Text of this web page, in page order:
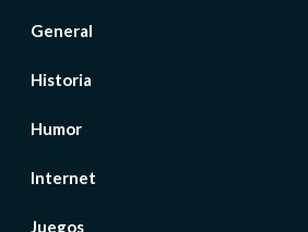
General
Historia
Humor
Internet
Juegos